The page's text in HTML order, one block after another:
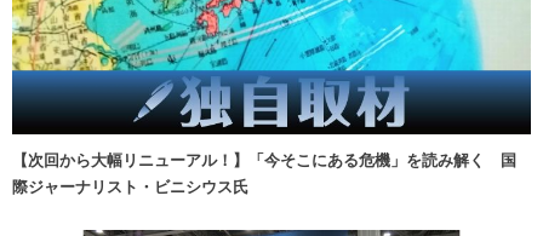
【次回から大幅リニューアル！】「今そこにある危機」を読み解く 国
際ジャーナリスト・ビニシウス氏